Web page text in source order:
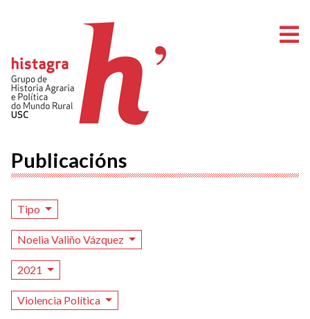
Publicacións
Tipo
Noelia Valiño Vázquez
2021
Violencia Política